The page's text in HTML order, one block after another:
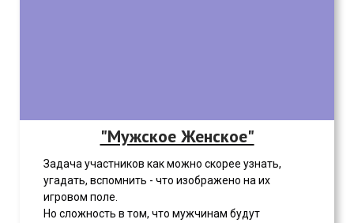
"Мужское Женское"
Задача участников как можно скорее узнать,
угадать, вспомнить - что изображено на их
игровом поле.
Но сложность в том, что мужчинам будут